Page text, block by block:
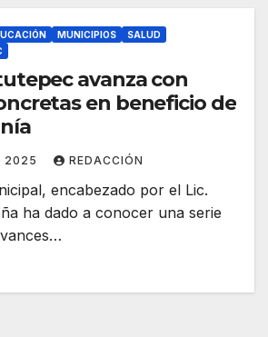
MUNICIPIOS
SALUD
avanza con
en beneficio de
2025 REDACCIÓN
encabezado por el Lic.
ha dado a conocer una serie